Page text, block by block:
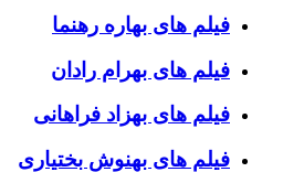
فیلم های بهاره رهنما
فیلم های بهرام رادان
فیلم های بهزاد فراهانی
فیلم های بهنوش بختیاری